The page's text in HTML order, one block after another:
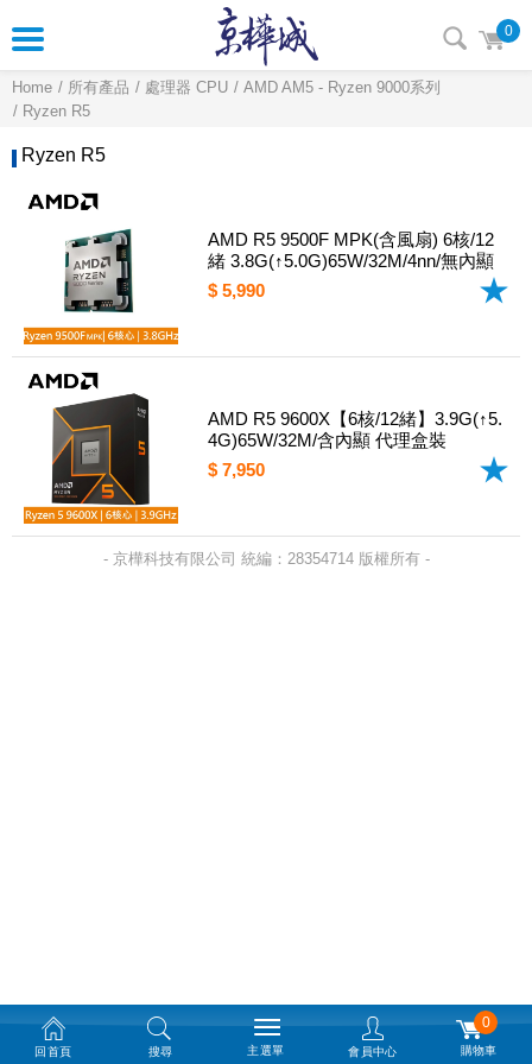
0
Home 所有產品 處理器 CPU
AMD AM5 - Ryzen 9000系列
Ryzen R5
Ryzen R5
AMD R5 9500F MPK(含風扇) 6核/12
緒 3.8G(↑5.0G)65W/32M/4nn/無內顯
$ 5,990
AMD R5 9600X【6核/12緒】3.9G(↑5.
4G)65W/32M/含內顯 代理盒裝
$ 7,950
- 京樺科技有限公司 統編：28354714 版權所有 -
回首頁 搜尋 主選單 會員中心
0
購物車